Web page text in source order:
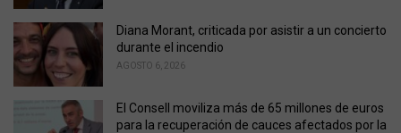
Diana Morant, criticada por asistir a un concierto
durante el incendio
AGOSTO 6, 2026
El Consell moviliza más de 65 millones de euros
para la recuperación de cauces afectados por la